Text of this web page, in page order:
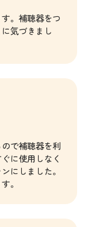
。補聴器をつ
気づきまし
で補聴器を利
に使用しなく
にしました。
。